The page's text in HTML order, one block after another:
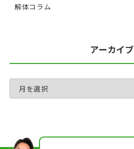
解体コラム
アーカイブ